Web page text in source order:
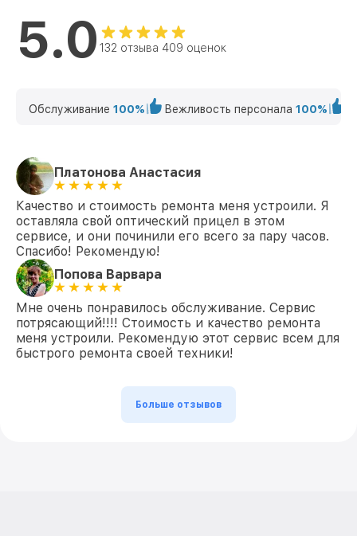
5.0 132 отзыва 409 оценок
Обслуживание 100% Вежливость персонала 100%
Платонова Анастасия
Качество и стоимость ремонта меня устроили. Я
оставляла свой оптический прицел в этом
сервисе, и они починили его всего за пару часов.
Спасибо! Рекомендую!
Попова Варвара
Мне очень понравилось обслуживание. Сервис
потрясающий!!!! Стоимость и качество ремонта
меня устроили. Рекомендую этот сервис всем для
быстрого ремонта своей техники!
Больше отзывов